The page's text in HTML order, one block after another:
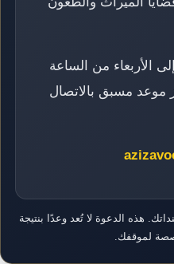
الأربعاء من الساعة
بحجز موعد مسبق بالاتصال
هذه الدعوة لا تُعد وعدًا بنتيجة
لموقفك.